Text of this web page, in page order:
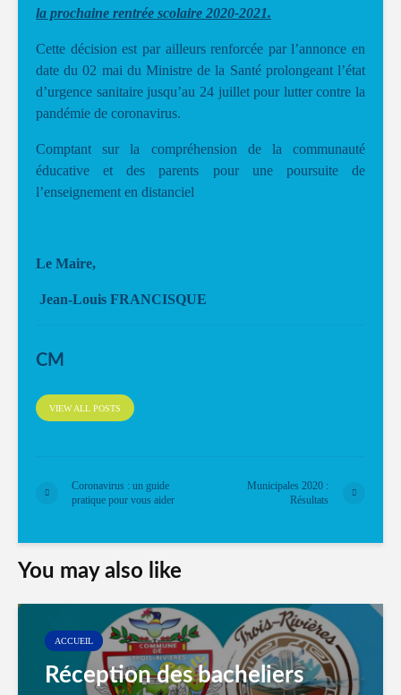
la prochaine rentrée scolaire 2020-2021.
Cette décision est par ailleurs renforcée par l’annonce en
date du 02 mai du Ministre de la Santé prolongeant l’état
d’urgence sanitaire jusqu’au 24 juillet pour lutter contre la
pandémie de coronavirus.
Comptant sur la compréhension de la communauté
éducative et des parents pour une poursuite de
l’enseignement en distanciel
Le Maire,
Jean-Louis FRANCISQUE
CM
VIEW ALL POSTS
Coronavirus : un guide
pratique pour vous aider
Municipales 2020 :
Résultats
You may also like
ACCUEIL
Réception des bacheliers